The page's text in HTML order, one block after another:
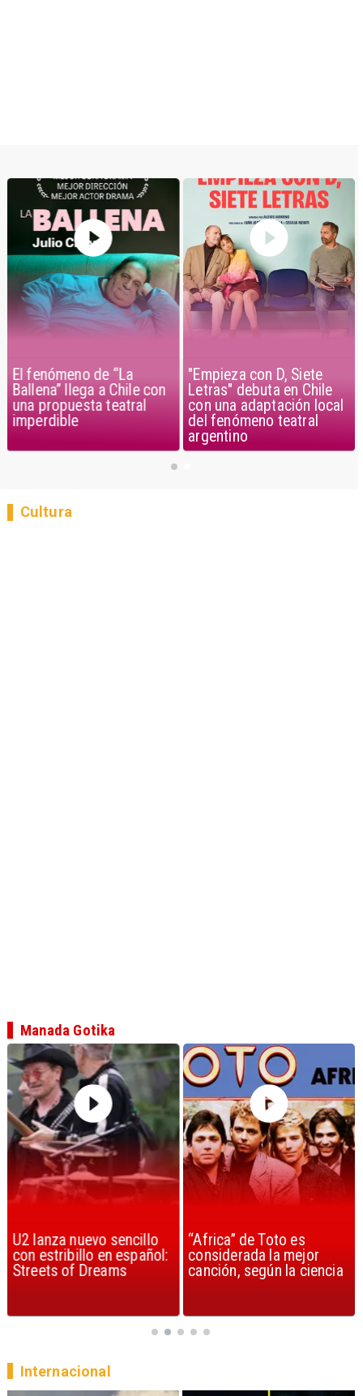
El fenómeno de “La
Ballena” llega a Chile con
una propuesta teatral
imperdible
"Empieza con D, Siete
Letras" debuta en Chile
con una adaptación local
del fenómeno teatral
argentino
Cultura
U2 lanza nuevo sencillo
con estribillo en español:
Streets of Dreams
“Africa” de Toto es
considerada la mejor
canción, según la ciencia
Manada Gotika
Internacional